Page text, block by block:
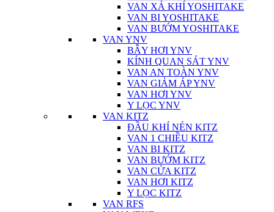
VAN XẢ KHÍ YOSHITAKE
VAN BI YOSHITAKE
VAN BƯỚM YOSHITAKE
VAN YNV
BẪY HƠI YNV
KÍNH QUAN SÁT YNV
VAN AN TOÀN YNV
VAN GIẢM ÁP YNV
VAN HƠI YNV
Y LỌC YNV
VAN KITZ
ĐẦU KHÍ NÉN KITZ
VAN 1 CHIỀU KITZ
VAN BI KITZ
VAN BƯỚM KITZ
VAN CỬA KITZ
VAN HƠI KITZ
Y LỌC KITZ
VAN RFS